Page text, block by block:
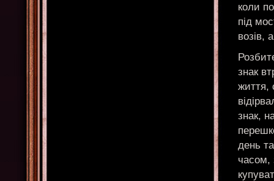
коли
під
возів,
знак
життя,
знак,
день
часом,